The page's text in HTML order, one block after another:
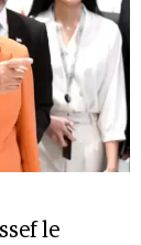
le